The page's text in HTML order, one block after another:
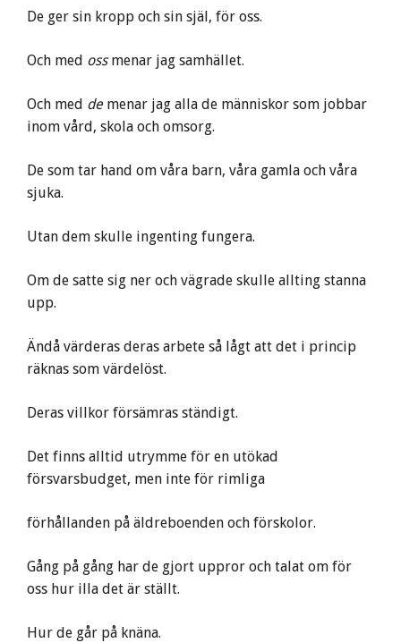
De ger sin kropp och sin själ, för oss.
Och med ossmenar jag samhället.
Och med de menar jag alla de människor som jobbar
inom vård, skola och omsorg.
De som tar hand om våra barn, våra gamla och våra
sjuka.
Utan dem skulle ingenting fungera.
Om de satte sig ner och vägrade skulle allting stanna
upp.
Ändå värderas deras arbete så lågt att det i princip
räknas som värdelöst.
Deras villkor försämras ständigt.
Det finns alltid utrymme för en utökad
försvarsbudget, men inte för rimliga
förhållanden på äldreboenden och förskolor.
Gång på gång har de gjort uppror och talat om för
oss hur illa det är ställt.
Hur de går på knäna.